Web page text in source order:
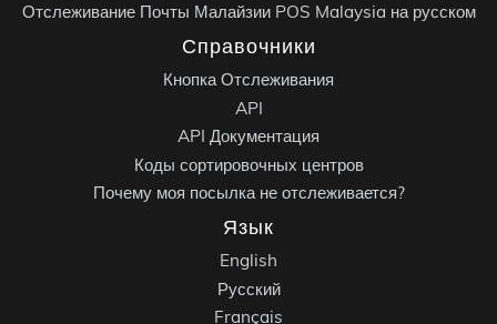
Отслеживание Почты Малайзии POS Malaysia на русском
Справочники
Кнопка Отслеживания
API
API Документация
Коды сортировочных центров
Почему моя посылка не отслеживается?
Язык
English
Русский
Français